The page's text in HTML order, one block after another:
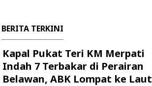
BERITA TERKINI
Kapal Pukat Teri KM Merpati
Indah 7 Terbakar di Perairan
Belawan, ABK Lompat ke Laut